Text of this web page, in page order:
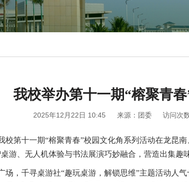
我校举办第十一期“榕聚青
2025年12月22日 10:45 来源：团委 访问次
校第十一期“榕聚青春”校园文化角系列活动在龙昆
游、无人机体验与书法展演巧妙融合，营造出集趣
场，千寻桌游社“趣玩桌游，解锁思维”主题活动人